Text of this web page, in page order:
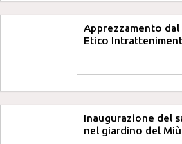
Apprezzamento
Etico
Inaugurazione del
nel giardino del